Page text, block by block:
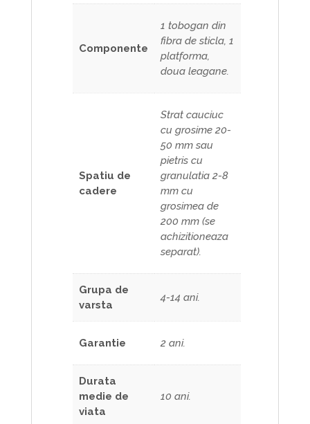
Componente
1 tobogan din
fibra de sticla, 1
platforma,
doua leagane.
Spatiu de
cadere
Strat cauciuc
cu grosime 20-
50 mm sau
pietris cu
granulatia 2-8
mm cu
grosimea de
200 mm (se
achizitioneaza
separat).
Grupa de
varsta
4-14 ani.
Garantie 2 ani.
Durata
medie de
viata
10 ani.